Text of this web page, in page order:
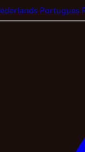
Portugues